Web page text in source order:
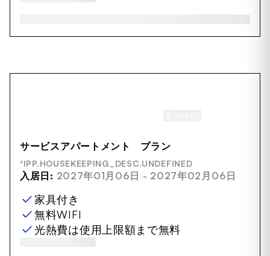
サービスアパートメント プラン
*IPP.HOUSEKEEPING_DESC.UNDEFINED
入居日: 2027年01月06日 - 2027年02月06日
家具付き
無料WIFI
光熱費は使用上限額まで無料